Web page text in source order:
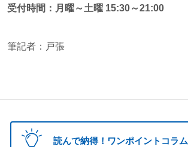
受付時間：月曜～土曜 15:30～21:00
筆記者：戸張
読んで納得！ワンポイントコラム